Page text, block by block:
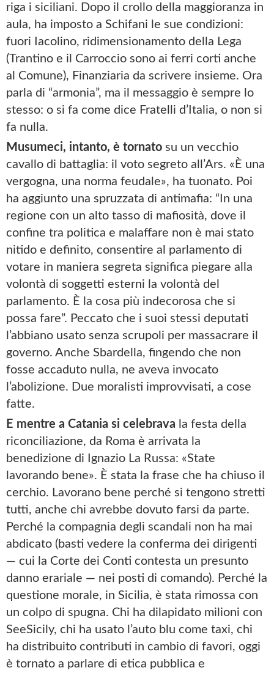
riga i siciliani. Dopo il crollo della maggioranza in
aula, ha imposto a Schifani le sue condizioni:
fuori Iacolino, ridimensionamento della Lega
(Trantino e il Carroccio sono ai ferri corti anche
al Comune), Finanziaria da scrivere insieme. Ora
parla di “armonia”, ma il messaggio è sempre lo
stesso: o si fa come dice Fratelli d’Italia, o non si
fa nulla.
Musumeci, intanto, è tornato su un vecchio
cavallo di battaglia: il voto segreto all’Ars. «È una
vergogna, una norma feudale», ha tuonato. Poi
ha aggiunto una spruzzata di antimafia: “In una
regione con un alto tasso di mafiosità, dove il
confine tra politica e malaffare non è mai stato
nitido e definito, consentire al parlamento di
votare in maniera segreta significa piegare alla
volontà di soggetti esterni la volontà del
parlamento. È la cosa più indecorosa che si
possa fare”. Peccato che i suoi stessi deputati
l’abbiano usato senza scrupoli per massacrare il
governo. Anche Sbardella, fingendo che non
fosse accaduto nulla, ne aveva invocato
l’abolizione. Due moralisti improvvisati, a cose
fatte.
E mentre a Catania si celebrava la festa della
riconciliazione, da Roma è arrivata la
benedizione di Ignazio La Russa: «State
lavorando bene». È stata la frase che ha chiuso il
cerchio. Lavorano bene perché si tengono stretti
tutti, anche chi avrebbe dovuto farsi da parte.
Perché la compagnia degli scandali non ha mai
abdicato (basti vedere la conferma dei dirigenti
— cui la Corte dei Conti contesta un presunto
danno erariale — nei posti di comando). Perché la
questione morale, in Sicilia, è stata rimossa con
un colpo di spugna. Chi ha dilapidato milioni con
SeeSicily, chi ha usato l’auto blu come taxi, chi
ha distribuito contributi in cambio di favori, oggi
è tornato a parlare di etica pubblica e